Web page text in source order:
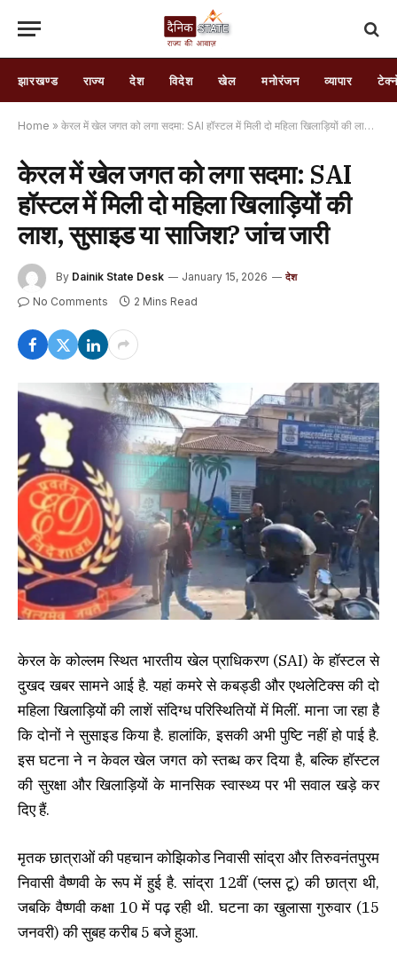
झारखण्ड राज्य देश विदेश खेल मनोरंजन व्यापार
Home » केरल में खेल जगत को लगा सदमा: SAI हॉस्टल में मिली दो महिला खिलाड़ियों की लाश, सुसाइड या साजिश? जांच जारी
केरल में खेल जगत को लगा सदमा: SAI
हॉस्टल में मिली दो महिला खिलाड़ियों की
लाश, सुसाइड या साजिश? जांच जारी
By Dainik State Desk January 15, 2026 देश
No Comments 2 Mins Read
केरल के कोल्लम स्थित भारतीय खेल प्राधिकरण (SAI) के हॉस्टल से
दुखद खबर सामने आई है. यहां कमरे से कबड्डी और एथलेटिक्स की दो
महिला खिलाड़ियों की लाशें संदिग्ध परिस्थितियों में मिलीं. माना जा रहा है
कि दोनों ने सुसाइड किया है. हालांकि, इसकी अभी पुष्टि नहीं हो पाई है.
इस घटना ने न केवल खेल जगत को स्तब्ध कर दिया है, बल्कि हॉस्टल
की सुरक्षा और खिलाड़ियों के मानसिक स्वास्थ्य पर भी सवाल खड़े कर
दिए हैं.
मृतक छात्राओं की पहचान कोझिकोड निवासी सांद्रा और तिरुवनंतपुरम
निवासी वैष्णवी के रूप में हुई है. सांद्रा 12वीं (प्लस टू) की छात्रा थी,
जबकि वैष्णवी कक्षा 10 में पढ़ रही थी. घटना का खुलासा गुरुवार (15
जनवरी) की सुबह करीब 5 बजे हुआ.